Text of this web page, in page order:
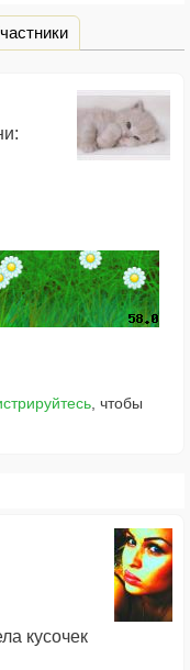
, чтобы
кусочек